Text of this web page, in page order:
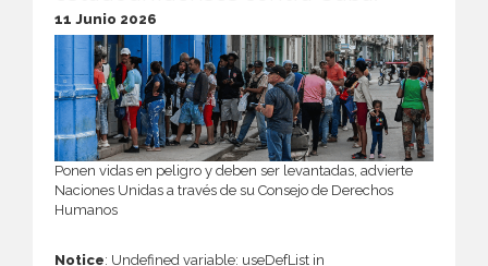
11 Junio 2026
Ponen vidas en peligro y deben ser levantadas, advierte
Naciones Unidas a través de su Consejo de Derechos
Humanos
Notice: Undefined variable: useDefList in